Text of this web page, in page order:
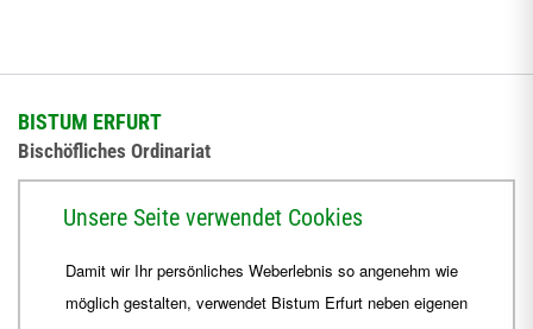
BISTUM ERFURT
Bischöfliches Ordinariat
+49 361 6572-444
E-Mail ordinariat@Bistum-Erfurt.de
Unsere Seite verwendet Cookies
Damit wir Ihr persönliches Weberlebnis so angenehm wie
möglich gestalten, verwendet Bistum Erfurt neben eigenen